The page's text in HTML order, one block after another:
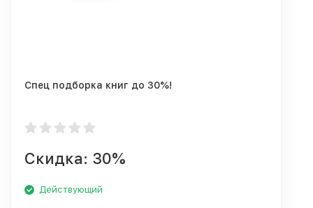
Спец подборка книг до 30%!
Скидка: 30%
Действующий